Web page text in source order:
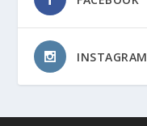
INSTAGRAM